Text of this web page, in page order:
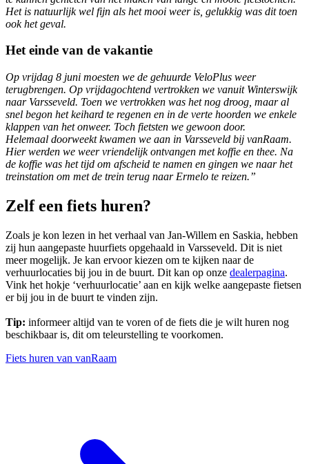
Het is natuurlijk wel fijn als het mooi weer is, gelukkig was dit toen
ook het geval.
Het einde van de vakantie
Op vrijdag 8 juni moesten we de gehuurde VeloPlus weer
terugbrengen. Op vrijdagochtend vertrokken we vanuit Winterswijk
naar Varsseveld. Toen we vertrokken was het nog droog, maar al
snel begon het keihard te regenen en in de verte hoorden we enkele
klappen van het onweer. Toch fietsten we gewoon door.
Helemaal doorweekt kwamen we aan in Varsseveld bij vanRaam.
Hier werden we weer vriendelijk ontvangen met koffie en thee. Na
de koffie was het tijd om afscheid te namen en gingen we naar het
treinstation om met de trein terug naar Ermelo te reizen.”
Zelf een fiets huren?
Zoals je kon lezen in het verhaal van Jan-Willem en Saskia, hebben
zij hun aangepaste huurfiets opgehaald in Varsseveld. Dit is niet
meer mogelijk. Je kan ervoor kiezen om te kijken naar de
verhuurlocaties bij jou in de buurt. Dit kan op onze dealerpagina.
Vink het hokje ‘verhuurlocatie’ aan en kijk welke aangepaste fietsen
er bij jou in de buurt te vinden zijn.
Tip: informeer altijd van te voren of de fiets die je wilt huren nog
beschikbaar is, dit om teleurstelling te voorkomen.
Fiets huren van vanRaam